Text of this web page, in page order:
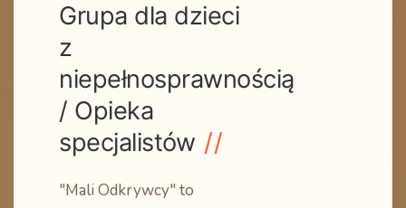
Grupa dla dzieci
z
niepełnosprawnością
/ Opieka
specjalistów
"Mali Odkrywcy" to